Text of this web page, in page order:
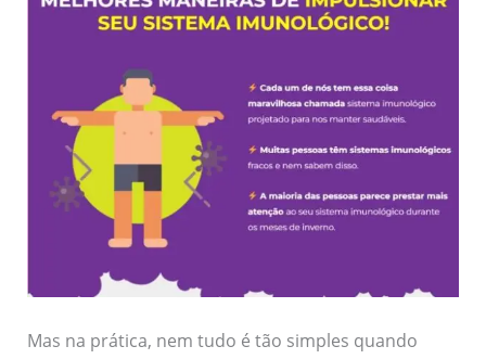
Mas na prática, nem tudo é tão simples quando